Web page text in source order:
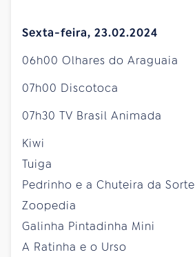
Sexta-feira, 23.02.2024
06h00 Olhares do Araguaia
07h00 Discotoca
07h30 TV Brasil Animada
Kiwi
Tuiga
Pedrinho e a Chuteira da Sorte
Zoopedia
Galinha Pintadinha Mini
A Ratinha e o Urso